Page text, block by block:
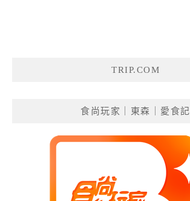
TRIP.COM
食尚玩家｜東森｜愛食記